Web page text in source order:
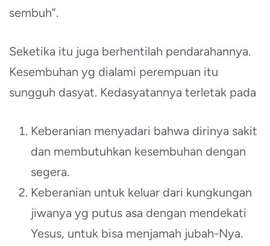
sembuh”.
Seketika itu juga berhentilah pendarahannya.
Kesembuhan yg dialami perempuan itu
sungguh dasyat. Kedasyatannya terletak pada
Keberanian menyadari bahwa dirinya sakit
dan membutuhkan kesembuhan dengan
segera.
Keberanian untuk keluar dari kungkungan
jiwanya yg putus asa dengan mendekati
Yesus, untuk bisa menjamah jubah-Nya.